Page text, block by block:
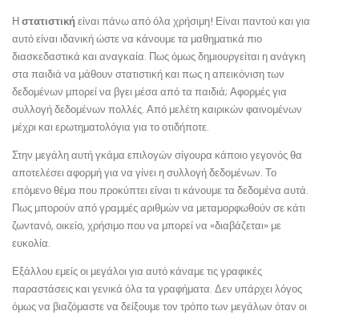
Ηστατιστική είναι πάνω από όλα χρήσιμη! Είναι παντού και για
αυτό είναι ιδανική ώστε να κάνουμε τα μαθηματικά πιο
διασκεδαστικά και αναγκαία. Πως όμως δημιουργείται η ανάγκη
στα παιδιά να μάθουν στατιστική και πως η απεικόνιση των
δεδομένων μπορεί να βγει μέσα από τα παιδιά; Αφορμές για
συλλογή δεδομένων πολλές. Από μελέτη καιρικών φαινομένων
μέχρι και ερωτηματολόγια για το οτιδήποτε.
Στην μεγάλη αυτή γκάμα επιλογών σίγουρα κάποιο γεγονός θα
αποτελέσει αφορμή για να γίνει η συλλογή δεδομένων. Το
επόμενο θέμα που προκύπτει είναι τι κάνουμε τα δεδομένα αυτά.
Πως μπορούν από γραμμές αριθμών να μεταμορφωθούν σε κάτι
ζωντανό, οικείο, χρήσιμο που να μπορεί να «διαβάζεται» με
ευκολία.
Εξάλλου εμείς οι μεγάλοι για αυτό κάναμε τις γραφικές
παραστάσεις και γενικά όλα τα γραφήματα. Δεν υπάρχει λόγος
όμως να βιαζόμαστε να δείξουμε τον τρόπο των μεγάλων όταν οι